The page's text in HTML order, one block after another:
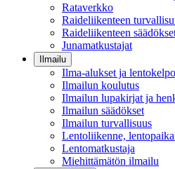
Rataverkko
Raideliikenteen
Raideliikenteen
Junamatkustajat
Ilmailu
Ilma-alukset ja
Ilmailun koulutus
Ilmailun lupakirjat ja
Ilmailun säädökset
Ilmailun turvallisuus
Lentoliikenne,
Lentomatkustaja
Miehittämätön ilmailu